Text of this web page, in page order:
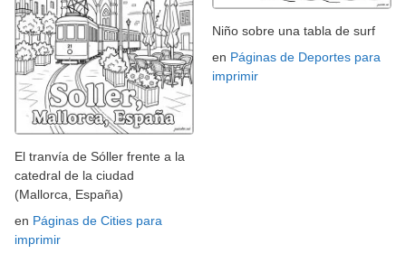
El tranvía de Sóller frente a la
catedral de la ciudad
(Mallorca, España)
en Páginas de Cities para
imprimir
Niño sobre una tabla de surf
en Páginas de Deportes para
imprimir